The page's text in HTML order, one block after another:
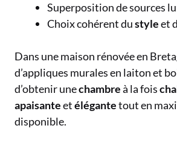
Superposition de sources
Choix cohérent dustyleet
Dans une maison rénovée en
d’appliques murales en laiton et
d’obtenir unechambreà la fois
apaisanteetélégantetout en
disponible.